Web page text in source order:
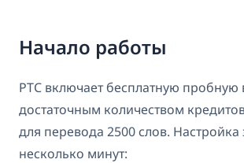
Начало работы
PTC включает бесплатную пробную
достаточным количеством
для перевода 2500 слов. Настройка
несколько минут: